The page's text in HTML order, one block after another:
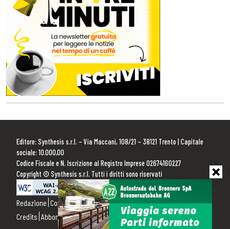
Editore: Synthesis s.r.l. – Via Maccani, 108/21 – 38121 Trento | Capitale
sociale: 10.000,00
Codice Fiscale e N. Iscrizione al Registro Imprese 02674160227
Copyright © Synthesis s.r.l. Tutti i diritti sono riservati
Redazione Contattaci Pubblicità Privacy Policy Cookie Policy
Credits Abbonamenti